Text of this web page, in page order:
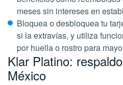
meses sin intereses en
Bloquea o desbloquea tu
si la extravías, y utiliza
por huella o rostro para
Klar Platino:
México